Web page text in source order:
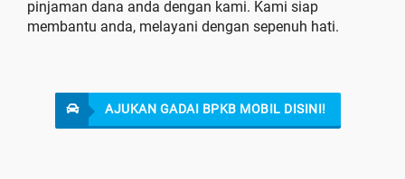
pinjaman dana anda dengan kami. Kami siap
membantu anda, melayani dengan sepenuh hati.
AJUKAN GADAI BPKB MOBIL DISINI!